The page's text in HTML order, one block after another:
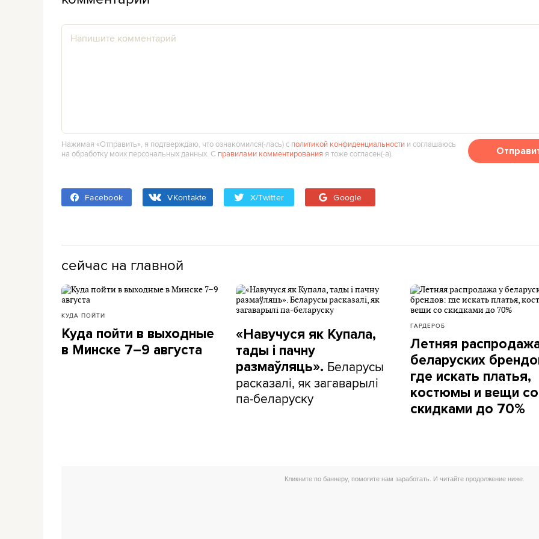
Нажимая «Отправить», я подтверждаю, что ознакомился(‑лась) с политикой конфиденциальности и соглашаюсь
на обработку моих персональных данных. С правилами комментирования я тоже согласен(‑а).
Facebook VKontakte X/Twitter Google
сейчас на главной
КУДА ПОЙТИ
Куда пойти в выходные
в Минске 7–9 августа
«Навучуся як Купала,
тады і пачну
размаўляць». Беларусы
расказалі, як загаварылі
па-беларуску
ГАРДЕРОБ
Летняя
беларуских
где искать платья,
костюмы и вещи со
скидками до 70%